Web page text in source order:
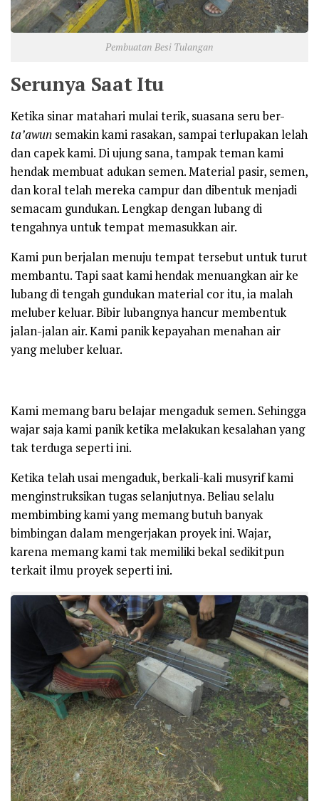
Pembuatan Besi Tulangan
Serunya Saat Itu
Ketika sinar matahari mulai terik, suasana seru ber-
ta’awun semakin kami rasakan, sampai terlupakan lelah
dan capek kami. Di ujung sana, tampak teman kami
hendak membuat adukan semen. Material pasir, semen,
dan koral telah mereka campur dan dibentuk menjadi
semacam gundukan. Lengkap dengan lubang di
tengahnya untuk tempat memasukkan air.
Kami pun berjalan menuju tempat tersebut untuk turut
membantu. Tapi saat kami hendak menuangkan air ke
lubang di tengah gundukan material cor itu, ia malah
meluber keluar. Bibir lubangnya hancur membentuk
jalan-jalan air. Kami panik kepayahan menahan air
yang meluber keluar.
Kami memang baru belajar mengaduk semen. Sehingga
wajar saja kami panik ketika melakukan kesalahan yang
tak terduga seperti ini.
Ketika telah usai mengaduk, berkali-kali musyrif kami
menginstruksikan tugas selanjutnya. Beliau selalu
membimbing kami yang memang butuh banyak
bimbingan dalam mengerjakan proyek ini. Wajar,
karena memang kami tak memiliki bekal sedikitpun
terkait ilmu proyek seperti ini.